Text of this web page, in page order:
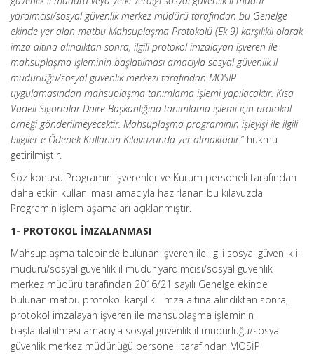
yardımcısı/sosyal güvenlik merkez müdürü tarafından bu Genelge
ekinde yer alan matbu Mahsuplaşma Protokolü (Ek-9) karşılıklı olarak
imza altına alındıktan sonra, ilgili protokol imzalayan işveren ile
mahsuplaşma işleminin başlatılması amacıyla sosyal güvenlik il
müdürlüğü/sosyal güvenlik merkezi tarafından MOSİP
uygulamasından mahsuplaşma tanımlama işlemi yapılacaktır. Kısa
Vadeli Sigortalar Daire Başkanlığına tanımlama işlemi için protokol
örneği gönderilmeyecektir. Mahsuplaşma programının işleyişi ile ilgili
bilgiler e-Ödenek Kullanım Kılavuzunda yer almaktadır.” hükmü
getirilmiştir.
Söz konusu Programın işverenler ve Kurum personeli tarafından
daha etkin kullanılması amacıyla hazırlanan bu kılavuzda
Programın işlem aşamaları açıklanmıştır.
1- PROTOKOL İMZALANMASI
Mahsuplaşma talebinde bulunan işveren ile ilgili sosyal güvenlik il
müdürü/sosyal güvenlik il müdür yardımcısı/sosyal güvenlik
merkez müdürü tarafından 2016/21 sayılı Genelge ekinde
bulunan matbu protokol karşılıklı imza altına alındıktan sonra,
protokol imzalayan işveren ile mahsuplaşma işleminin
başlatılabilmesi amacıyla sosyal güvenlik il müdürlüğü/sosyal
güvenlik merkez müdürlüğü personeli tarafından MOSİP